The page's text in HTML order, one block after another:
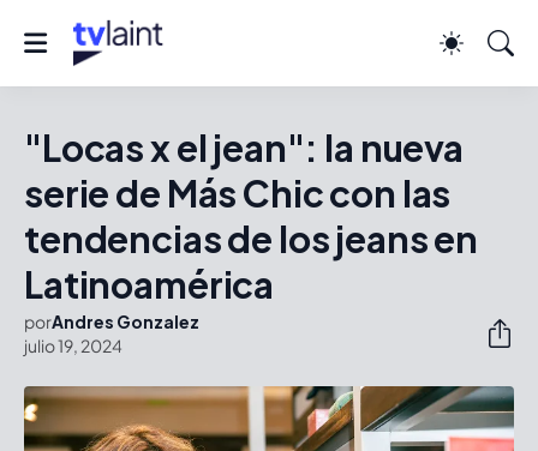
"Locas x el jean": la nueva
serie de Más Chic con las
tendencias de los jeans en
Latinoamérica
porAndres Gonzalez
julio 19, 2024